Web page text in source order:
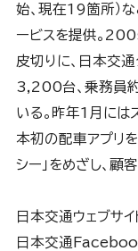
始、現在19箇所）
ービスを提供。
皮切りに、日本交
3,200台、乗務員
いる。昨年1月には
本初の配車アプリを
シー」をめざし、顧
日本交通ウェブサイ
日本交通